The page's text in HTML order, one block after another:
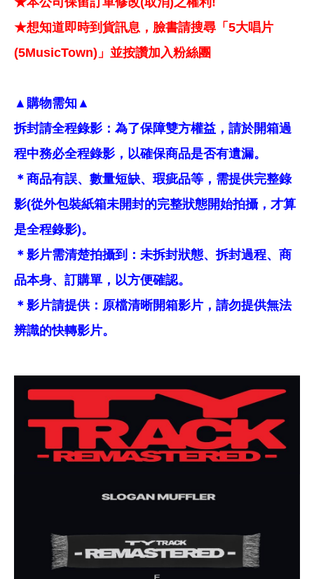
★想知道即時到貨訊息，臉書請搜尋「5大唱片
(5MusicTown)」並按讚加入粉絲團
▲購物需知▲
拆封請全程錄影：為了保障雙方權益，請於開箱過
程中務必全程錄影，以確保商品是否有遺漏。
＊商品有誤、數量短缺、瑕疵品等，需提供完整錄
影(從外包裝紙箱未開封的完整狀態開始拍攝，才算
是全程錄影)。
＊影片需清楚拍攝到：未拆封狀態、拆封過程、商
品本身、訂購單，以方便確認。
＊影片請提供：原檔清晰開箱影片，請勿提供無法
辨識的快轉影片。